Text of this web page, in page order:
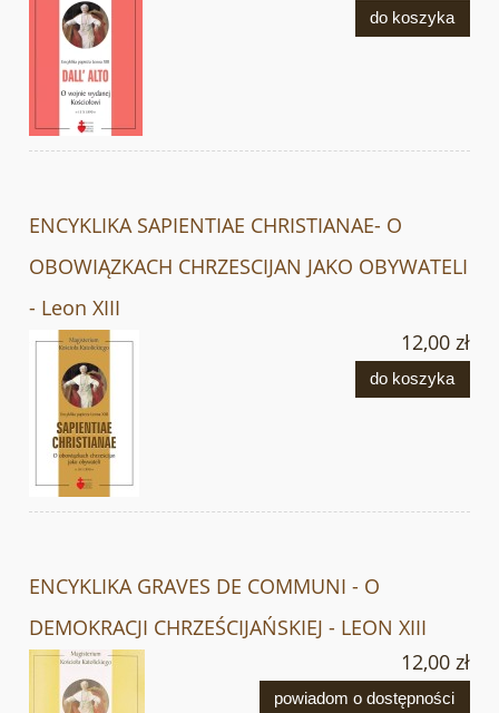
do koszyka
ENCYKLIKA SAPIENTIAE CHRISTIANAE- O
OBOWIĄZKACH CHRZESCIJAN JAKO OBYWATELI
- Leon XIII
12,00 zł
do koszyka
ENCYKLIKA GRAVES DE COMMUNI - O
DEMOKRACJI CHRZEŚCIJAŃSKIEJ - LEON XIII
12,00 zł
powiadom o dostępności